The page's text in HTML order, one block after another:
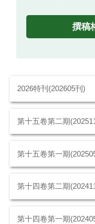
撰稿
2026特刊(202605刊)
第十五卷第二期
第十五卷第一期
第十四卷第二期
第十四卷第一期